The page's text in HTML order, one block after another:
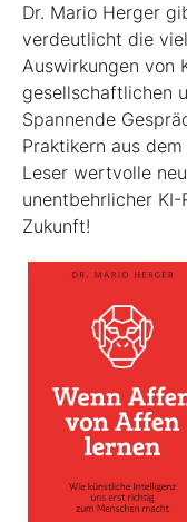
Dr. Mario Herger
verdeutlicht die
Auswirkungen von
gesellschaftlichen
Spannende
Praktikern aus
Leser wertvolle
unentbehrlicher
Zukunft!